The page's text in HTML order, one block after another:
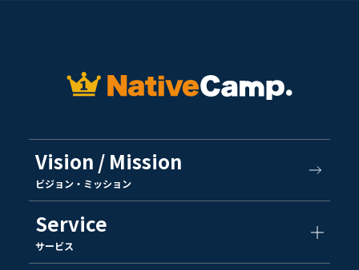
Vision / Mission
ビジョン・ミッション
Service
サービス